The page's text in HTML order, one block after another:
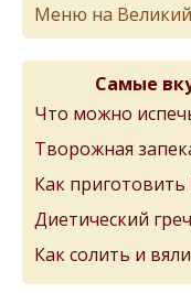
Меню на
Самые
Что можно
Творожная
Как
Диетический
Как солить и